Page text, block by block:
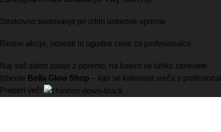
Strokovno svetovanje pri izbiri ustrezne opreme
Redne akcije, novosti in ugodne cene za profesionalce
Naj vaš salon zasije z opremo, na katero se lahko zanesete.
Izberite Bella Glow Shop – kjer se kakovost sreča s
Preberi več!